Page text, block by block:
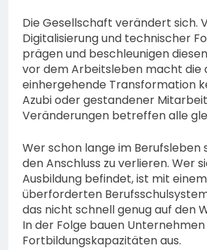
Die Gesellschaft verändert sich.
Digitalisierung und technischer
prägen und beschleunigen
vor dem Arbeitsleben macht die
einhergehende Transformation
Azubi oder gestandener
Veränderungen betreffen alle
Wer schon lange im Berufsleben
den Anschluss zu verlieren. Wer
Ausbildung befindet, ist mit
überforderten
das nicht schnell genug auf den
In der Folge bauen
Fortbildungskapazitäten aus.